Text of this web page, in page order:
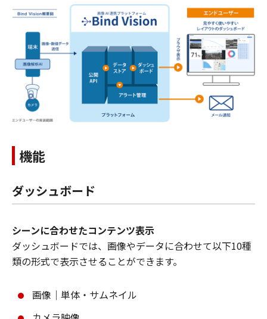
機能
ダッシュボード
シーンに合わせたコンテンツ表示
ダッシュボードでは、画像やデータに合わせて以下10種
類の形式で表示させることができます。
画像｜単体・サムネイル